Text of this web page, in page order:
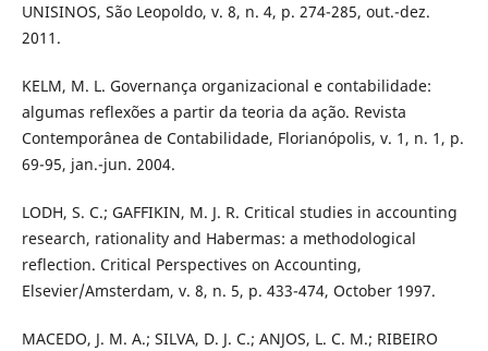
UNISINOS, São Leopoldo, v. 8, n. 4, p. 274-285, out.-dez.
2011.
KELM, M. L. Governança organizacional e contabilidade:
algumas reflexões a partir da teoria da ação. Revista
Contemporânea de Contabilidade, Florianópolis, v. 1, n. 1, p.
69-95, jan.-jun. 2004.
LODH, S. C.; GAFFIKIN, M. J. R. Critical studies in accounting
research, rationality and Habermas: a methodological
reflection. Critical Perspectives on Accounting,
Elsevier/Amsterdam, v. 8, n. 5, p. 433-474, October 1997.
MACEDO, J. M. A.; SILVA, D. J. C.; ANJOS, L. C. M.; RIBEIRO